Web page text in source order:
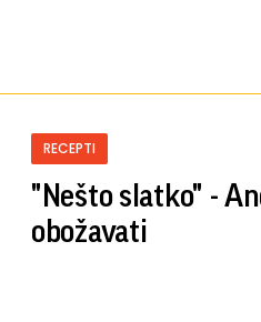
RECEPTI
"Nešto slatko" -
obožavati